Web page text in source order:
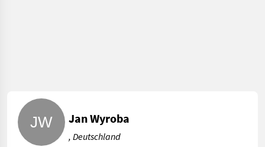
Jan Wyroba
, Deutschland